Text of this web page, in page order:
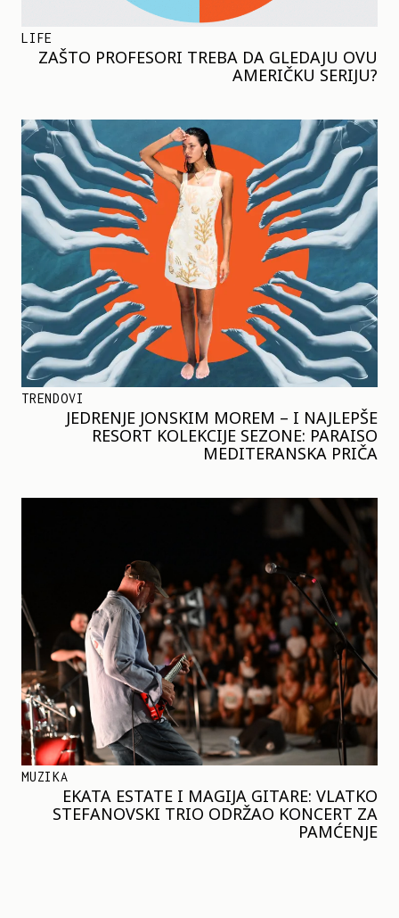
LIFE
ZAŠTO PROFESORI TREBA DA GLEDAJU OVU
AMERIČKU SERIJU?
TRENDOVI
JEDRENJE JONSKIM MOREM – I NAJLEPŠE
RESORT KOLEKCIJE SEZONE: PARAISO
MEDITERANSKA PRIČA
MUZIKA
EKATA ESTATE I MAGIJA GITARE: VLATKO
STEFANOVSKI TRIO ODRŽAO KONCERT ZA
PAMĆENJE